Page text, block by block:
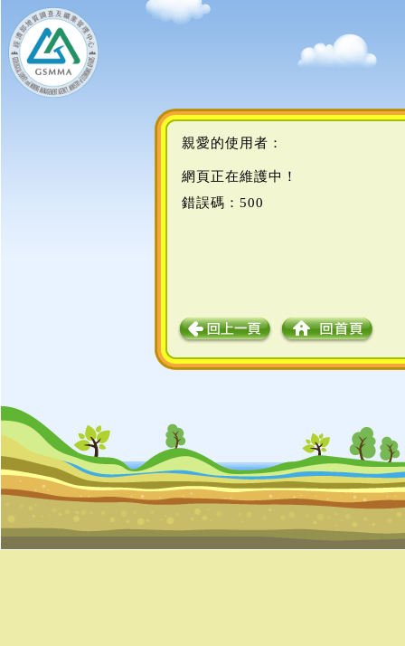
親愛的使用者：
網頁正在維護中！
錯誤碼：500